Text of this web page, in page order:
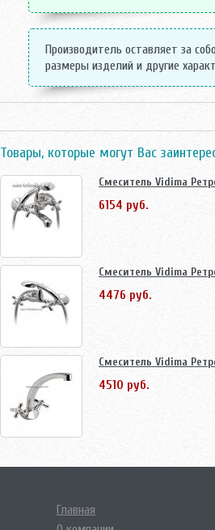
Производитель оставляет за
размеры изделий и другие
Товары, которые могут Вас
Смеситель Vidima
6154 руб.
Смеситель Vidima
4476 руб.
Смеситель Vidima
4510 руб.
Главная